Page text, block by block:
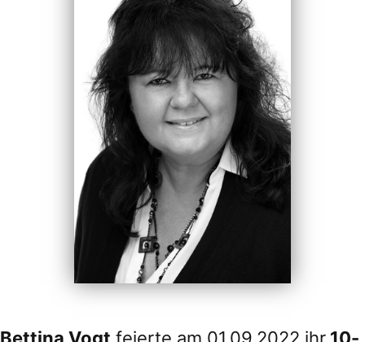
Bettina Vogt feierte am 01.09.2022 ihr 10-